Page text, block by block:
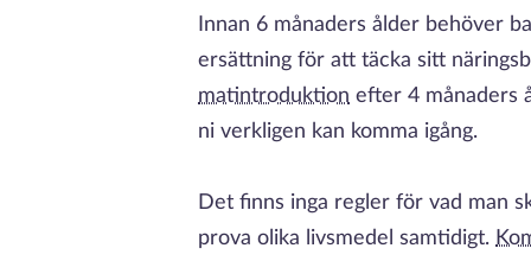
Innan 6 månaders ålder behöver
ersättning för att täcka sitt
matintroduktion efter 4 månaders
ni verkligen kan komma igång.
Det finns inga regler för vad man
prova olika livsmedel samtidigt.